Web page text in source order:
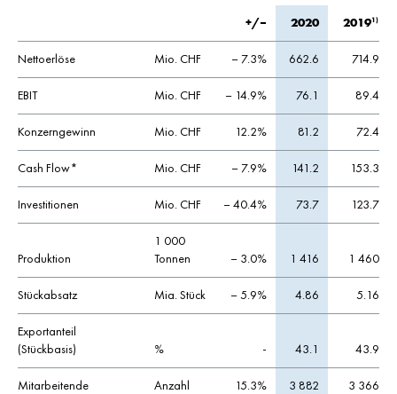
+/– 2020 20191)
Nettoerlöse Mio. CHF – 7.3% 662.6 714.9
EBIT Mio. CHF – 14.9% 76.1 89.4
Konzerngewinn Mio. CHF 12.2% 81.2 72.4
Cash Flow* Mio. CHF – 7.9% 141.2 153.3
Investitionen Mio. CHF – 40.4% 73.7 123.7
Produktion
1 000
Tonnen
– 3.0% 1 416 1 460
Stückabsatz Mia. Stück – 5.9% 4.86 5.16
Exportanteil
(Stückbasis)
% - 43.1 43.9
Mitarbeitende Anzahl 15.3% 3 882 3 366